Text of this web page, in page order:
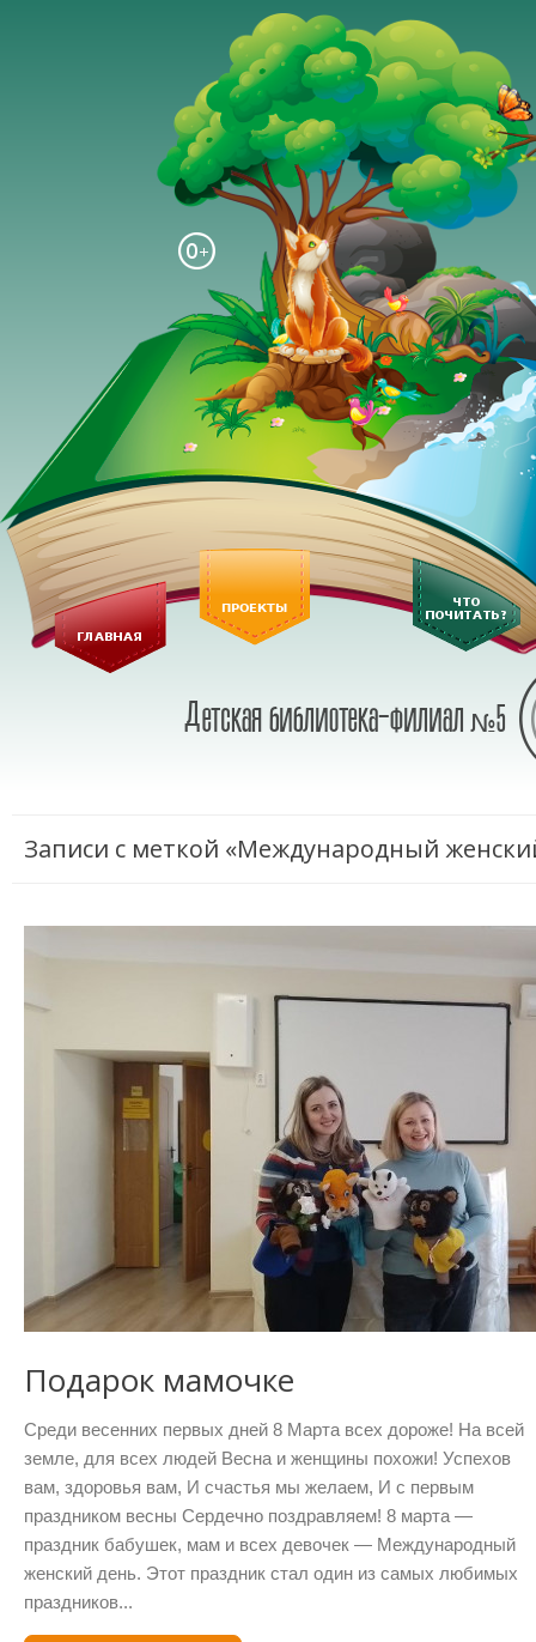
Записи с меткой «Международный
Подарок мамочке
Среди весенних первых дней 8 Марта всех дороже! На всей
земле, для всех людей Весна и женщины похожи! Успехов
вам, здоровья вам, И счастья мы желаем, И с первым
праздником весны Сердечно поздравляем! 8 марта —
праздник бабушек, мам и всех девочек — Международный
женский день. Этот праздник стал один из самых любимых
праздников...